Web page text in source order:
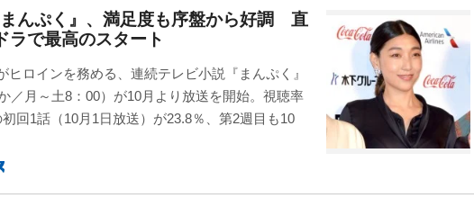
んぷく』、満足度も序盤から好調 直
ラで最高のスタート
ロインを務める、連続テレビ小説『まんぷく』
／月～土8：00）が10月より放送を開始。視聴率
回1話（10月1日放送）が23.8％、第2週目も10